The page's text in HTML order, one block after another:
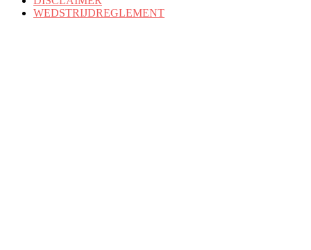
WEDSTRIJDREGLEMENT